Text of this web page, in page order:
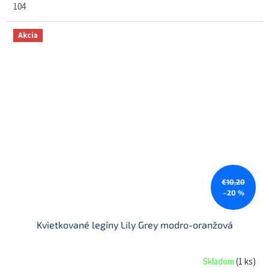
104
Akcia
€10,20
–20 %
Kvietkované legíny Lily Grey modro-oranžová
Skladom(1 ks)